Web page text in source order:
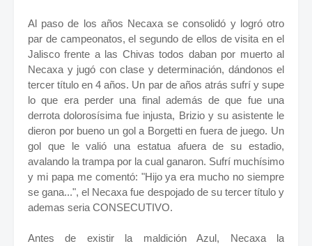
Al paso de los años Necaxa se consolidó y logró otro
par de campeonatos, el segundo de ellos de visita en el
Jalisco frente a las Chivas todos daban por muerto al
Necaxa y jugó con clase y determinación, dándonos el
tercer título en 4 años. Un par de años atrás sufrí y supe
lo que era perder una final además de que fue una
derrota dolorosísima fue injusta, Brizio y su asistente le
dieron por bueno un gol a Borgetti en fuera de juego. Un
gol que le valió una estatua afuera de su estadio,
avalando la trampa por la cual ganaron. Sufrí muchísimo
y mi papa me comentó: "Hijo ya era mucho no siempre
se gana...", el Necaxa fue despojado de su tercer título y
ademas seria CONSECUTIVO.
Antes de existir la maldición Azul, Necaxa la